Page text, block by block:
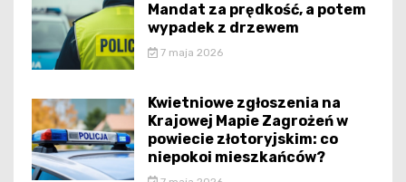
Mandat za prędkość, a potem
wypadek z drzewem
7 maja 2026
Kwietniowe zgłoszenia na
Krajowej Mapie Zagrożeń w
powiecie złotoryjskim: co
niepokoi mieszkańców?